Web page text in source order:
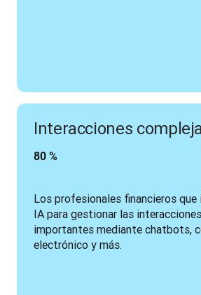
Interacciones
80 %
Los profesionales financieros que
IA para gestionar las
importantes mediante chatbots,
electrónico y más.